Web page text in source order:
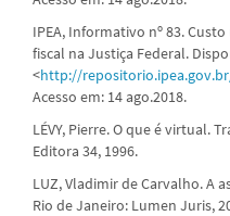
IPEA, Informativo nº 83.
fiscal na Justiça Federal.
<http://
Acesso em: 14 ago.2018.
LÉVY, Pierre. O que é virtual.
Editora 34, 1996.
LUZ, Vladimir de Carvalho. A
Rio de Janeiro: Lumen Juris,